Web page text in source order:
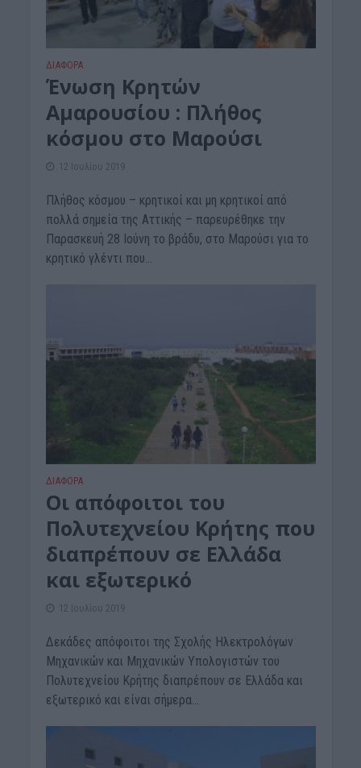
ΔΙΆΦΟΡΑ
Ένωση Κρητών
Αμαρουσίου : Πλήθος
κόσμου στο Μαρούσι
12 Ιουλίου 2019
Πλήθος κόσμου – κρητικοί και μη κρητικοί από
πολλά σημεία της Αττικής – παρευρέθηκε την
Παρασκευή 28 Ιούνη το βράδυ, στο Μαρούσι για το
κρητικό γλέντι που...
ΔΙΆΦΟΡΑ
Οι απόφοιτοι του
Πολυτεχνείου Κρήτης που
διαπρέπουν σε Ελλάδα
και εξωτερικό
12 Ιουλίου 2019
Δεκάδες απόφοιτοι της Σχολής Ηλεκτρολόγων
Μηχανικών και Μηχανικών Υπολογιστών του
Πολυτεχνείου Κρήτης διαπρέπουν σε Ελλάδα και
εξωτερικό και είναι σήμερα...